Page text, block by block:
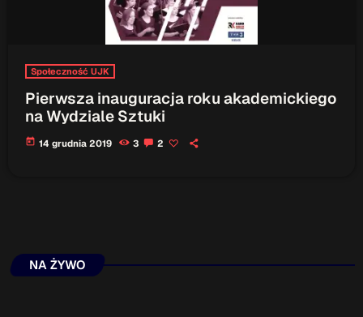
Społeczność UJK
Pierwsza inauguracja roku akademickiego
na Wydziale Sztuki
today 14 grudnia 2019 3 2
NA ŻYWO